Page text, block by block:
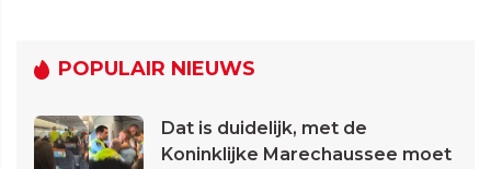
POPULAIR NIEUWS
Dat is duidelijk, met de
Koninklijke Marechaussee moet